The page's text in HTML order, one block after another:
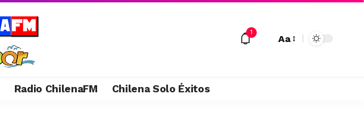
1
Aa
Radio ChilenaFM Chilena Solo Éxitos